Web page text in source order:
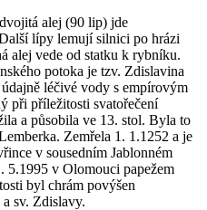
alej (90 lip) jde
lípy lemují silnici po hrázi
alej vede od statku k rybníku.
potoka je tzv. Zdislavina
léčivé vody s empírovým
při příležitosti svatořečení
a působila ve 13. stol. Byla to
Zemřela 1. 1.1252 a je
v sousedním Jablonném
5.1995 v Olomouci papežem
byl chrám povýšen
sv. Zdislavy.